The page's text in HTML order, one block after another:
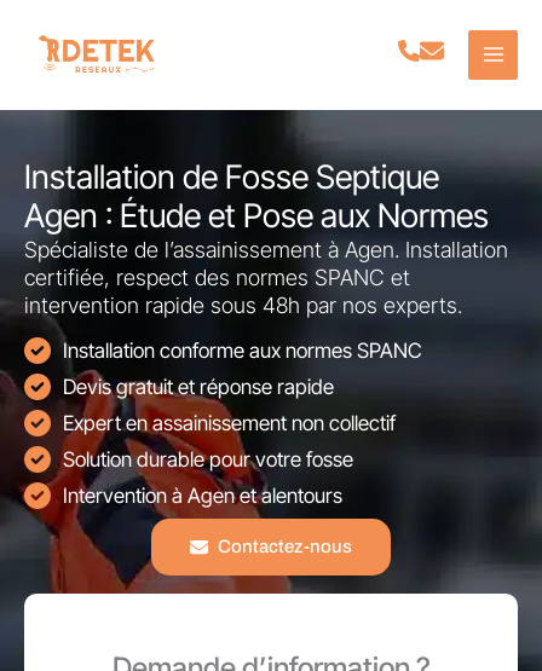
contenu
Installation de Fosse Septique
Agen : Étude et Pose aux Normes
Spécialiste de l’assainissement à Agen. Installation
certifiée, respect des normes SPANC et
intervention rapide sous 48h par nos experts.
Installation conforme aux normes SPANC
Devis gratuit et réponse rapide
Expert en assainissement non collectif
Solution durable pour votre fosse
Intervention à Agen et alentours
Contactez-nous